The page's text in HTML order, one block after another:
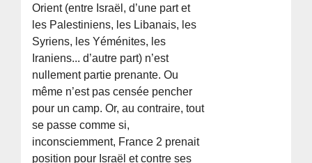
Orient (entre Israël, d’une part et
les Palestiniens, les Libanais, les
Syriens, les Yéménites, les
Iraniens... d’autre part) n’est
nullement partie prenante. Ou
même n’est pas censée pencher
pour un camp. Or, au contraire, tout
se passe comme si,
inconsciemment, France 2 prenait
position pour Israël et contre ses